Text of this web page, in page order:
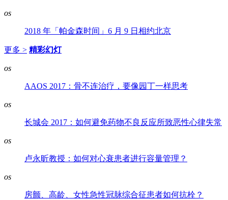
os
2018 年「帕金森时间」6 月 9 日相约北京
更多 > 精彩幻灯
os
AAOS 2017：骨不连治疗，要像园丁一样思考
os
长城会 2017：如何避免药物不良反应所致恶性心律失常
os
卢永昕教授：如何对心衰患者进行容量管理？
os
房颤、高龄、女性急性冠脉综合征患者如何抗栓？